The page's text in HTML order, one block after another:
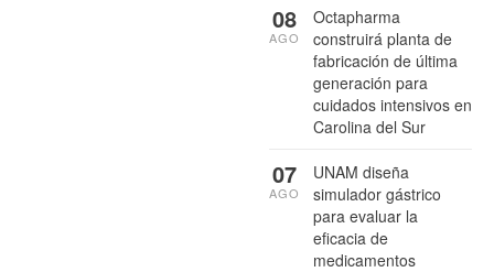
Octapharma
construirá planta de
fabricación de última
generación para
cuidados intensivos en
Carolina del Sur
08
AGO
UNAM diseña
simulador gástrico
para evaluar la
eficacia de
medicamentos
07
AGO